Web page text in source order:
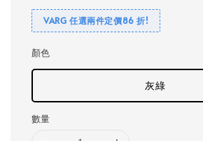
VARG 任選兩件定價86 折!
顏色
灰綠
數量